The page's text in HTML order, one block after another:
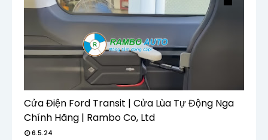
Cửa Điện Ford Transit | Cửa Lùa Tự Động Nga
Chính Hãng | Rambo Co, Ltd
6.5.24